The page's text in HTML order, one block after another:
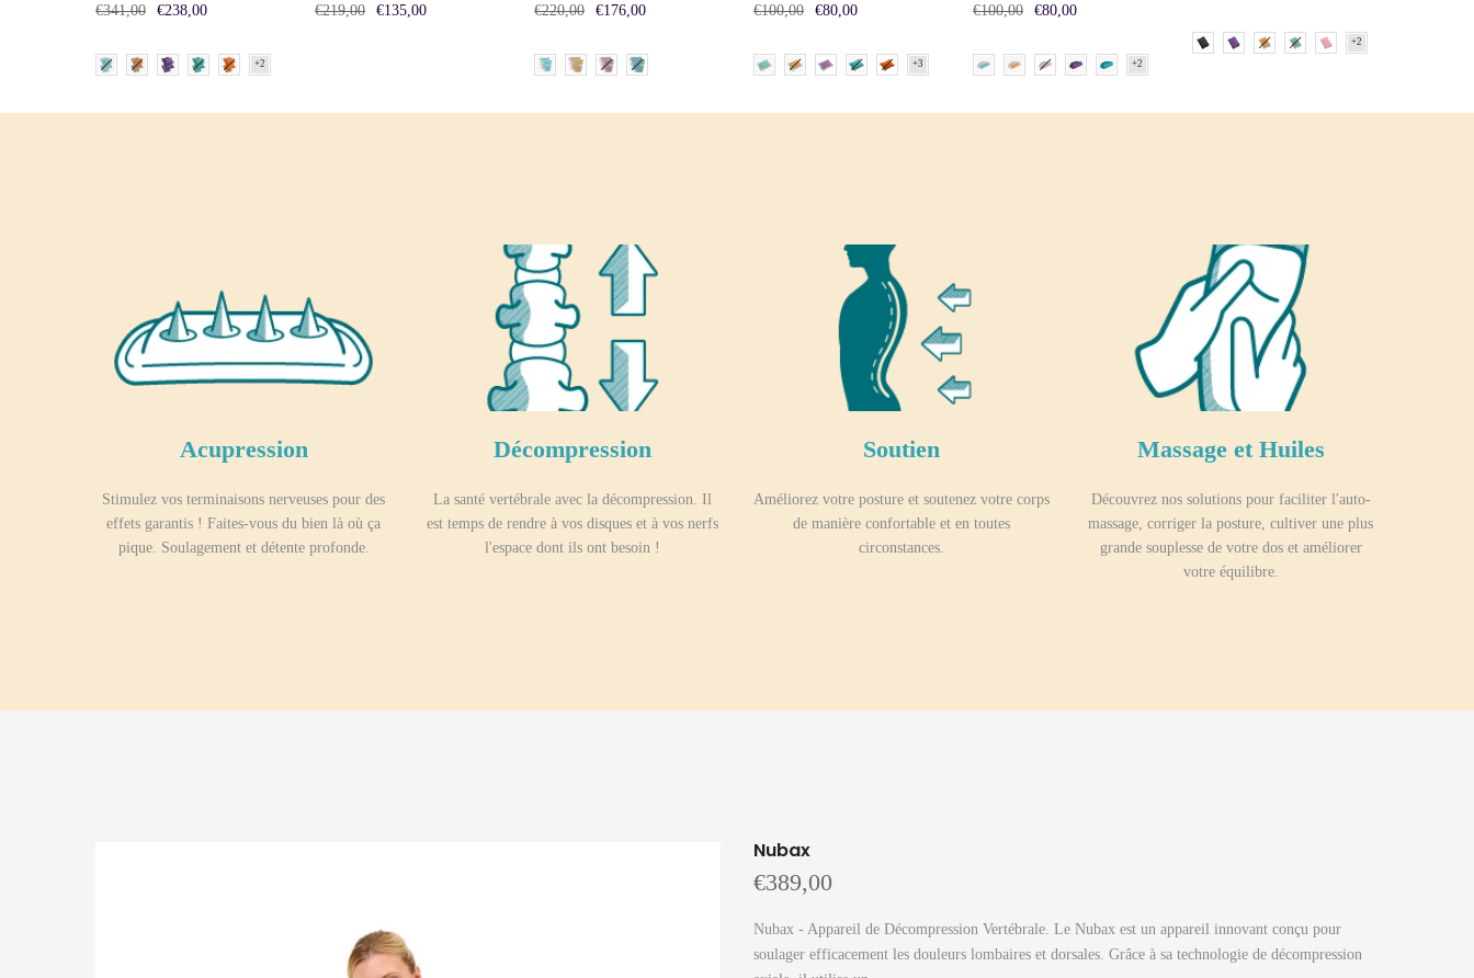
€341,00 €238,00 €219,00 €135,00 €220,00 €176,00 €100,00 €80,00 €100,00 €80,00
Acupression
Stimulez vos terminaisons nerveuses pour des
effets garantis ! Faites-vous du bien là où ça
pique. Soulagement et détente profonde.
Décompression
La santé vertébrale avec la décompression. Il
est temps de rendre à vos disques et à vos nerfs
l'espace dont ils ont besoin !
Soutien
Améliorez votre posture et soutenez votre corps
de manière confortable et en toutes
circonstances.
Massage et Huiles
Découvrez nos solutions pour faciliter l'auto-
massage, corriger la posture, cultiver une plus
grande souplesse de votre dos et améliorer
votre équilibre.
Nubax
€389,00
Nubax - Appareil de Décompression Vertébrale. Le Nubax est un appareil innovant conçu pour
soulager efficacement les douleurs lombaires et dorsales. Grâce à sa technologie de décompression